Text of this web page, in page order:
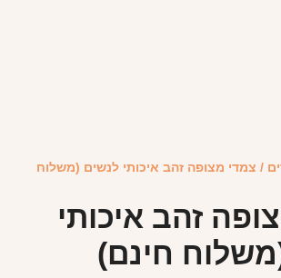
/ צמדי מצופה זהב איכותי לנשים (משלוח
זהב איכותי
חינם)